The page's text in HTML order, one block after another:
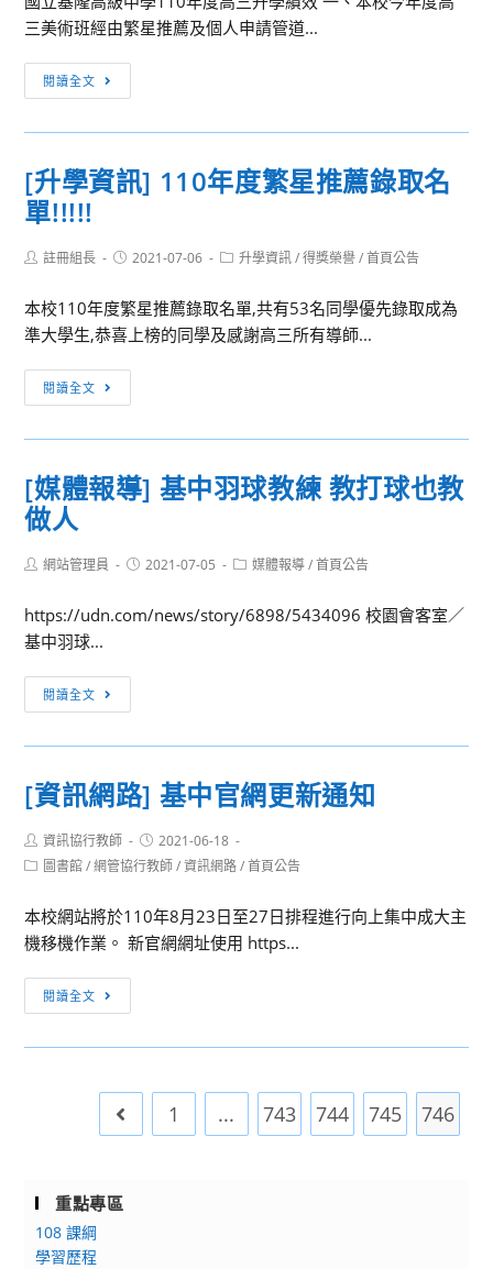
過
審
核
雙
語
實
三美術班經由繁星推薦及個人申請管道...
閱讀全文
學
資
國
隆
中
110
年
三
升
學
[升學資訊] 110年度繁星推薦錄取名
單!!!!!
Post註冊組長
Post2021-07-06
Post升學資訊 / 得獎榮譽 / 首頁公告
本校110年度繁星推薦錄取名單,共有53名同學優先錄取成為
準大學生,恭喜上榜的同學及感謝高三所有導師...
閱讀全文
學
資
110
繁
推
錄
單!!!!!
[媒體報導] 基中羽球教練 教打球也教
做人
Post網站管理員
Post2021-07-05
Post媒體報導 / 首頁公告
https://udn.com/news/story/6898/5434096 校園會客室／
基中羽球...
閱讀全文
體
報
基
羽
球
練
教
打
[資訊網路] 基中官網更新通知
Post
author:
資訊協行教師
Post
published:
2021-06-18
Post圖書館 / 網管協行教師 / 資訊網路 / 首頁公告
本校網站將於110年8月23日至27日排程進行向上集中成大主
機移機作業。 新官網網址使用 https...
閱讀全文
訊
網
基
Go to the previous page
1 ... 743 744 745 746
重點專區
108 課綱
學習歷程